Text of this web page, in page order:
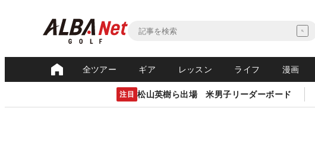
全ツアー ギア レッスン ライフ 漫画
注目 松山英樹ら出場 米男子リーダーボード